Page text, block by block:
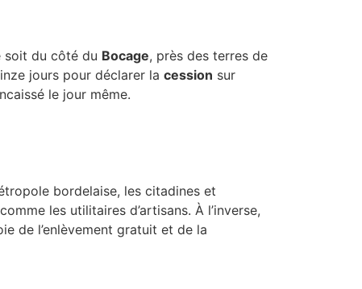
soit du côté du Bocage, près des terres de
jours pour déclarer la cession sur
le jour même.
bordelaise, les citadines et
les utilitaires d’artisans. À l’inverse,
de l’enlèvement gratuit et de la